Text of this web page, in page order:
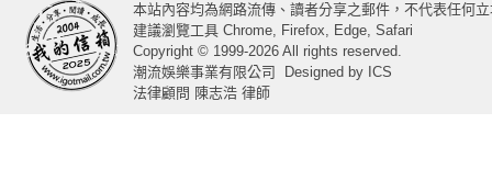
本站內容均為網路流傳、讀者分享之郵件，不代表任何
建議瀏覽工具 Chrome, Firefox, Edge, Safari
Copyright © 1999-2026 All rights reserved.
潮流娛樂事業有限公司
Designed by ICS
法律顧問 陳志浩 律師